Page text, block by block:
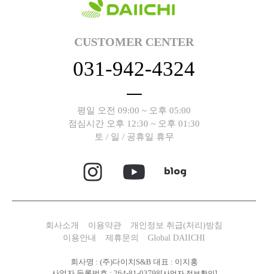
CUSTOMER CENTER
031-942-4324
평일 오전 09:00 ~ 오후 05:00
점심시간 오후 12:30 ~ 오후 01:30
토 / 일 / 공휴일 휴무
회사소개 이용약관
개인정보 취급(처리)방침
이용안내
제휴문의 Global DAIICHI
회사명 : (주)다이치S&B 대표 : 이지홍